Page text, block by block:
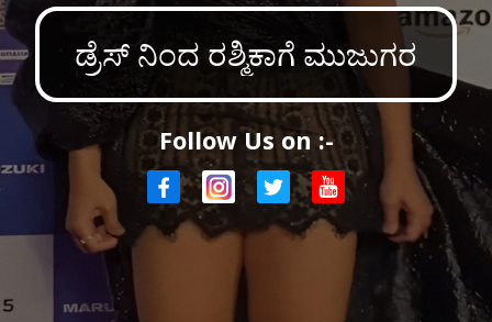
ಡ್ರೆಸ್ ನಿಂದ ರಶ್ಮಿಕಾಗೆ ಮುಜುಗರ
Follow Us on :-